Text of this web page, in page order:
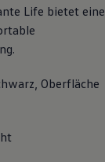
Radio
Life bietet eine
Oberfläche